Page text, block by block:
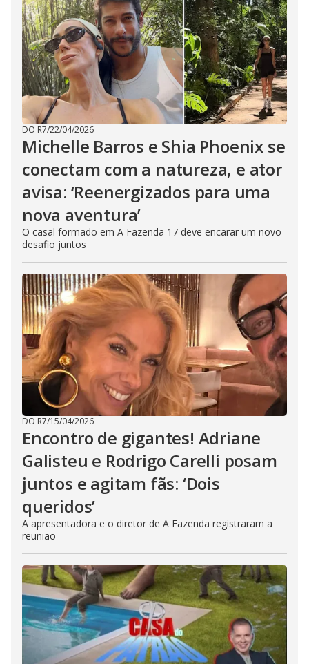
DO R7/22/04/2026
Michelle Barros e Shia Phoenix se
conectam com a natureza, e ator
avisa: ‘Reenergizados para uma
nova aventura’
O casal formado em A Fazenda 17 deve encarar um novo
desafio juntos
DO R7/15/04/2026
Encontro de gigantes! Adriane
Galisteu e Rodrigo Carelli posam
juntos e agitam fãs: ‘Dois
queridos’
A apresentadora e o diretor de A Fazenda registraram a
reunião